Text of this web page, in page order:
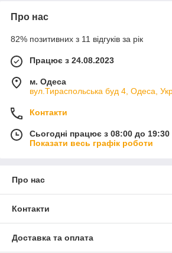
Про нас
82% позитивних з 11 відгуків за рік
Працює з 24.08.2023
м. Одеса
вул.Тираспольська буд 4, Одеса,
Контакти
Сьогодні працює з 08:00 до 19:30
Показати весь графік роботи
Про нас
Контакти
Доставка та оплата